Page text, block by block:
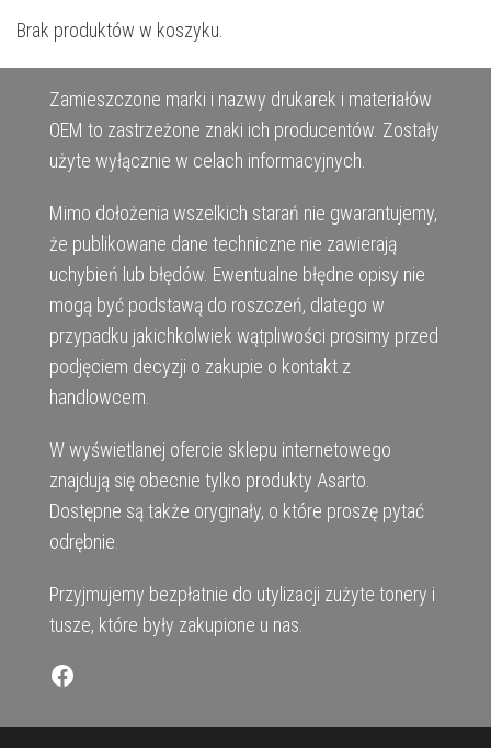
Brak produktów w koszyku.
Zamieszczone marki i nazwy drukarek i materiałów
OEM to zastrzeżone znaki ich producentów. Zostały
użyte wyłącznie w celach informacyjnych.
Mimo dołożenia wszelkich starań nie gwarantujemy,
że publikowane dane techniczne nie zawierają
uchybień lub błędów. Ewentualne błędne opisy nie
mogą być podstawą do roszczeń, dlatego w
przypadku jakichkolwiek wątpliwości prosimy przed
podjęciem decyzji o zakupie o kontakt z
handlowcem.
W wyświetlanej ofercie sklepu internetowego
znajdują się obecnie tylko produkty Asarto.
Dostępne są także oryginały, o które proszę pytać
odrębnie.
Przyjmujemy bezpłatnie do utylizacji zużyte tonery i
tusze, które były zakupione u nas.
Facebook